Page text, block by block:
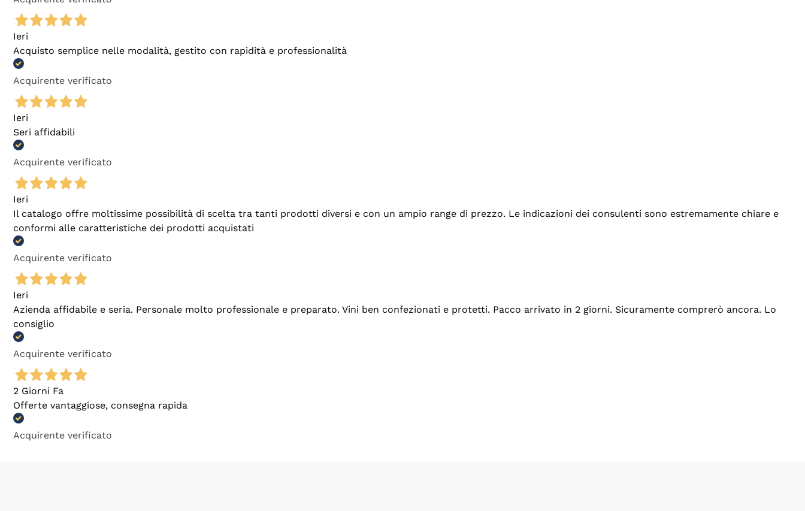
Ieri
Acquisto semplice nelle modalità, gestito con rapidità e professionalità
Acquirente verificato
Ieri
Seri affidabili
Acquirente verificato
Ieri
Il catalogo offre moltissime possibilità di scelta tra tanti prodotti diversi e con un ampio range di prezzo. Le indicazioni dei consulenti sono estremamente chiare e
conformi alle caratteristiche dei prodotti acquistati
Acquirente verificato
Ieri
Azienda affidabile e seria. Personale molto professionale e preparato. Vini ben confezionati e protetti. Pacco arrivato in 2 giorni. Sicuramente comprerò ancora. Lo
consiglio
Acquirente verificato
2 Giorni Fa
Offerte vantaggiose, consegna rapida
Acquirente verificato